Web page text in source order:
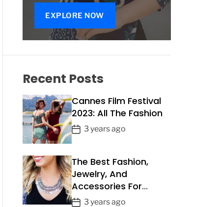
EXPLORE NOW
Recent Posts
Cannes Film Festival
2023: All The Fashion
P
o
t
D
a
t
3 years ago
The Best Fashion,
Jewelry, And
Accessories For
Summer 2023
P
3 years ago